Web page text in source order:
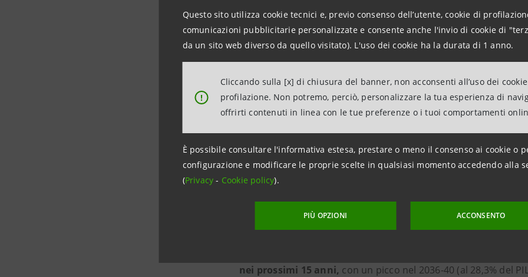
Questo sito utilizza cookie tecnici e, previo consenso dell’utente, cookie di
comunicazioni pubblicitarie personalizzate e consente anche l'invio di cookie di
da un sito web diverso da quello visitato). L'uso dei cookie ha la durata di 1 anno.
!
Cliccando sulla [x] di chiusura del banner, non acconsenti all’uso dei
profilazione. Non potremo, perciò, personalizzare la tua esperienza di
offrirti contenuti in linea con le tue preferenze o i tuoi comportamenti
È possibile consultare l'informativa estesa, prestare o meno il consenso ai cookie o
configurazione e modificare le proprie scelte in qualsiasi momento accedendo alla
(Privacy- Cookie policy).
PIÙ OPZIONI ACCONSENTO
L’impatto sul PIL potenziale sarà negativo.Il minor
dell’occupazione, nelle ipotesi della Commissione (a nostro
lungo termine, dall’aumento della produttività totale dei
- nel breve periodo (10 anni) prevale il freno derivante
- nel lungo termine (2040-2060) prevale l’effetto di
fa risalire il PIL potenziale sino a una media di 1,4%
- il PIL potenziale torna a rallentare, sino a raggiungere
Nello scenario della Commissione, la spesa pubblica
nei prossimi 15 anni, con un picco nel 2036-40 (al 28,3% del